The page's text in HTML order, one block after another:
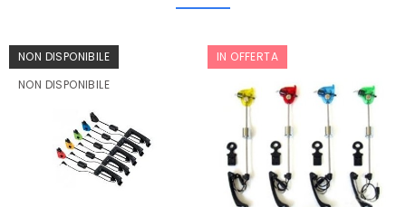
NON DISPONIBILE
NON DISPONIBILE
IN OFFERTA